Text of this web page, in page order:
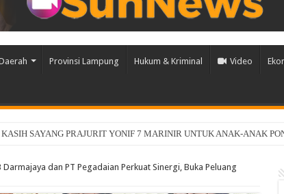
Provinsi Lampung Hukum & Kriminal Video
dan NVIDIA Luncurkan Zankore, Bangun Infrastruktur AI Terintegrasi
dan PT Pegadaian Perkuat Sinergi, Buka Peluang